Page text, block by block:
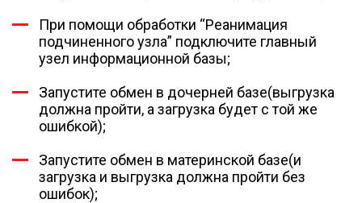
При помощи обработки “Реанимация
подчиненного узла” подключите главный
узел информационной базы;
Запустите обмен в дочерней базе(выгрузка
должна пройти, а загрузка будет с той же
ошибкой);
Запустите обмен в материнской базе(и
загрузка и выгрузка должна пройти без
ошибок);